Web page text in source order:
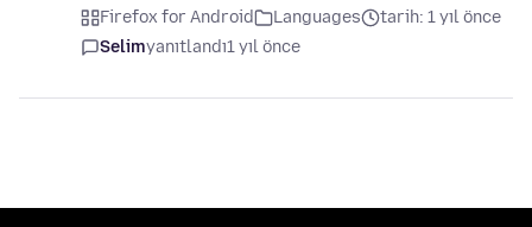
Firefox for Android Languages
tarih: 1 yıl önce
Selimyanıtlandı1 yıl önce